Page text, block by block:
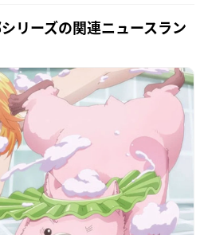
リーズの関連ニュースラン